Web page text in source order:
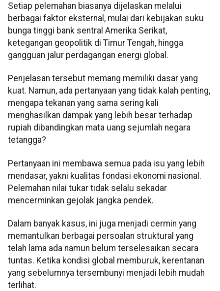
Setiap pelemahan biasanya dijelaskan melalui
berbagai faktor eksternal, mulai dari kebijakan suku
bunga tinggi bank sentral Amerika Serikat,
ketegangan geopolitik di Timur Tengah, hingga
gangguan jalur perdagangan energi global.
Penjelasan tersebut memang memiliki dasar yang
kuat. Namun, ada pertanyaan yang tidak kalah penting,
mengapa tekanan yang sama sering kali
menghasilkan dampak yang lebih besar terhadap
rupiah dibandingkan mata uang sejumlah negara
tetangga?
Pertanyaan ini membawa semua pada isu yang lebih
mendasar, yakni kualitas fondasi ekonomi nasional.
Pelemahan nilai tukar tidak selalu sekadar
mencerminkan gejolak jangka pendek.
Dalam banyak kasus, ini juga menjadi cermin yang
memantulkan berbagai persoalan struktural yang
telah lama ada namun belum terselesaikan secara
tuntas. Ketika kondisi global memburuk, kerentanan
yang sebelumnya tersembunyi menjadi lebih mudah
terlihat.